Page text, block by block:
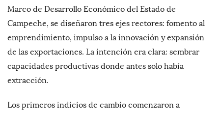
Marco de Desarrollo Económico del Estado de
Campeche, se diseñaron tres ejes rectores: fomento al
emprendimiento, impulso a la innovación y expansión
de las exportaciones. La intención era clara: sembrar
capacidades productivas donde antes solo había
extracción.
Los primeros indicios de cambio comenzaron a